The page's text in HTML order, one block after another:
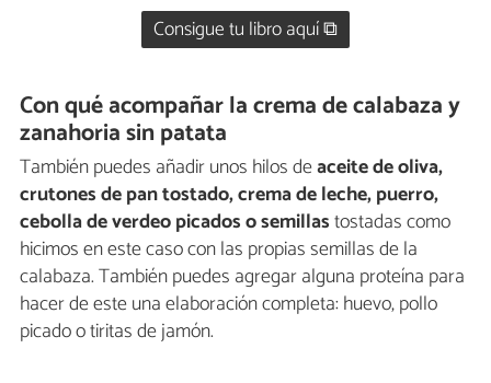
Consigue tu libro aquí ⧉
Con qué acompañar la crema de calabaza y
zanahoria sin patata
También puedes añadir unos hilos deaceite de oliva,
crutones de pan tostado, crema de leche, puerro,
cebolla de verdeo picados o semillastostadas como
hicimos en este caso con las propias semillas de la
calabaza. También puedes agregar alguna proteína para
hacer de este una elaboración completa: huevo, pollo
picado o tiritas de jamón.